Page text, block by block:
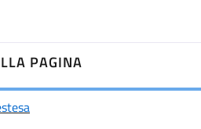
PAGINA